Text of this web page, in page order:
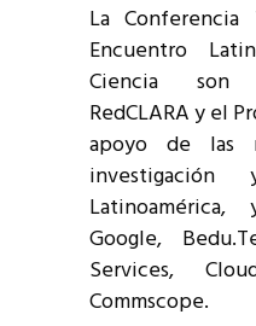
La
Encuentro
Ciencia son
RedCLARA y el
apoyo de las
Google,
Services,
Commscope.